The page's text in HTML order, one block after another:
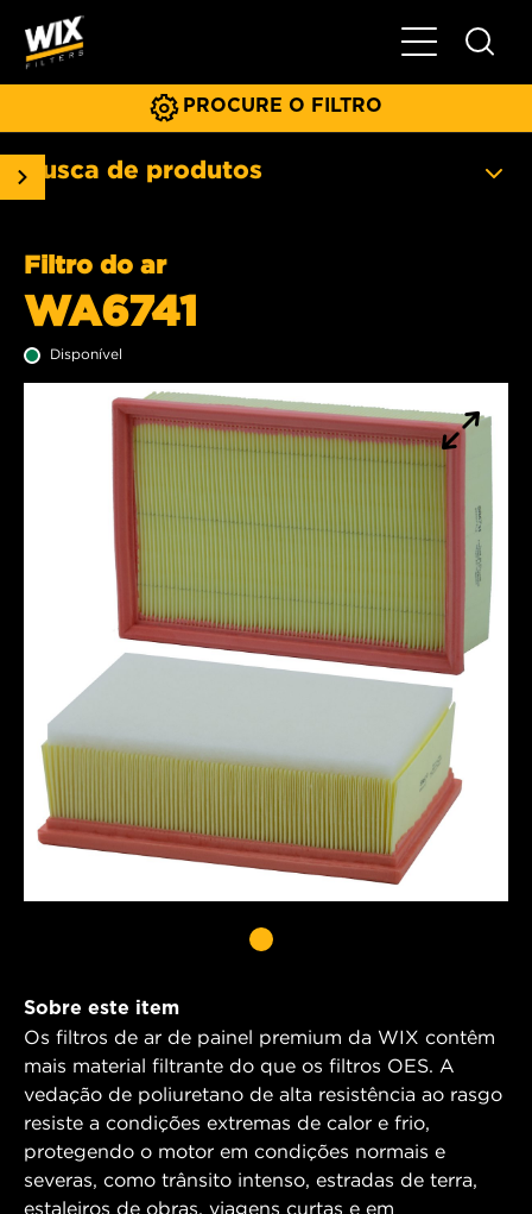
Menu
PROCURE O FILTRO
Busca de produtos
Filtro do ar
WA6741
Disponível
Sobre este item
Os filtros de ar de painel premium da WIX contêm
mais material filtrante do que os filtros OES. A
vedação de poliuretano de alta resistência ao rasgo
resiste a condições extremas de calor e frio,
protegendo o motor em condições normais e
severas, como trânsito intenso, estradas de terra,
estaleiros de obras, viagens curtas e em